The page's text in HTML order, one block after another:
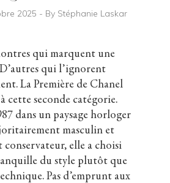
2025 By Stéphanie Laskar
qui marquent une
qui l’ignorent
La Première de Chanel
cette seconde catégorie.
dans un paysage horloger
masculin et
elle a choisi
du style plutôt que
Pas d’emprunt aux